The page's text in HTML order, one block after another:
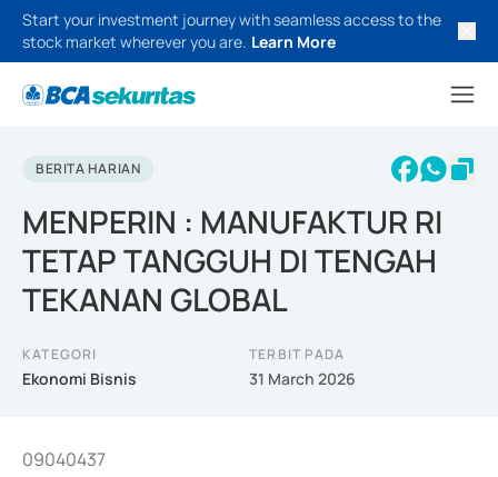
Start your investment journey with seamless access to the
stock market wherever you are. Learn More
BERITA HARIAN
MENPERIN : MANUFAKTUR RI
TETAP TANGGUH DI TENGAH
TEKANAN GLOBAL
KATEGORI
Ekonomi Bisnis
TERBIT PADA
31 March 2026
09040437